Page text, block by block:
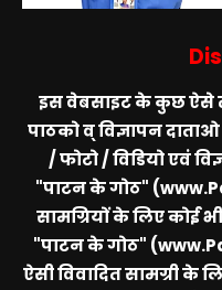
इस वेबसाइट के कुछ ऐसे
पाठको व् विज्ञापन दाताओ
/ फोटो / विडियो एवं
"पाटन के गोठ"
सामग्रियों के लिए कोई
"पाटन के गोठ"
ऐसी विवादित सामग्री के